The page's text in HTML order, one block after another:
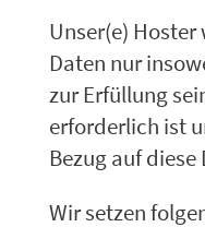
Unser(e)
Daten nur
zur Erfüllung
erforderlich ist
Bezug auf
Wir setzen